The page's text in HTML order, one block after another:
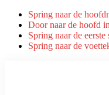
Spring naar de
Door naar de hoofd
Spring naar de eerste
Spring naar de